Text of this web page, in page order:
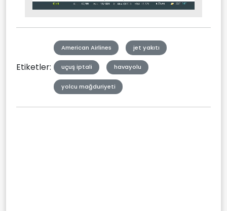
Mute Stream
Etiketler:
American Airlines jet yakıtı
uçuş iptali havayolu
yolcu mağduriyeti